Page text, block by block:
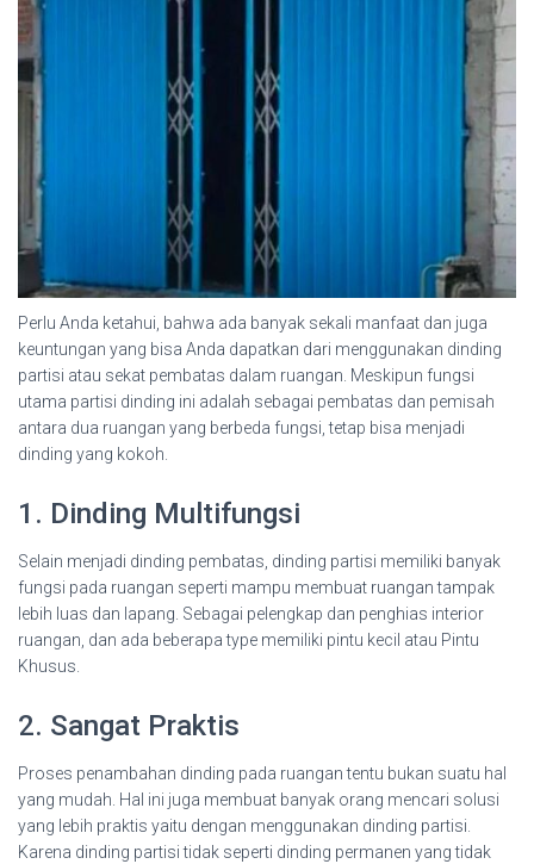
Perlu Anda ketahui, bahwa ada banyak sekali manfaat dan juga
keuntungan yang bisa Anda dapatkan dari menggunakan dinding
partisi atau sekat pembatas dalam ruangan. Meskipun fungsi
utama partisi dinding ini adalah sebagai pembatas dan pemisah
antara dua ruangan yang berbeda fungsi, tetap bisa menjadi
dinding yang kokoh.
1. Dinding Multifungsi
Selain menjadi dinding pembatas, dinding partisi memiliki banyak
fungsi pada ruangan seperti mampu membuat ruangan tampak
lebih luas dan lapang. Sebagai pelengkap dan penghias interior
ruangan, dan ada beberapa type memiliki pintu kecil atau Pintu
Khusus.
2. Sangat Praktis
Proses penambahan dinding pada ruangan tentu bukan suatu hal
yang mudah. Hal ini juga membuat banyak orang mencari solusi
yang lebih praktis yaitu dengan menggunakan dinding partisi.
Karena dinding partisi tidak seperti dinding permanen yang tidak